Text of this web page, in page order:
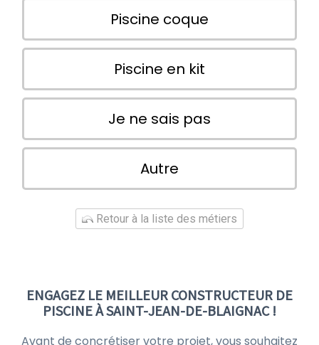
Piscine coque
Piscine en kit
Je ne sais pas
Autre
Retour à la liste des métiers
ENGAGEZ LE MEILLEUR CONSTRUCTEUR DE
PISCINE À SAINT-JEAN-DE-BLAIGNAC !
Avant de concrétiser votre projet, vous souhaitez